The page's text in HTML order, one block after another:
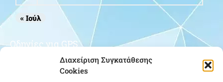
Διαχείριση Συγκατάθεσης
Cookies
« Ιούλ
Οδηγίες για GPS